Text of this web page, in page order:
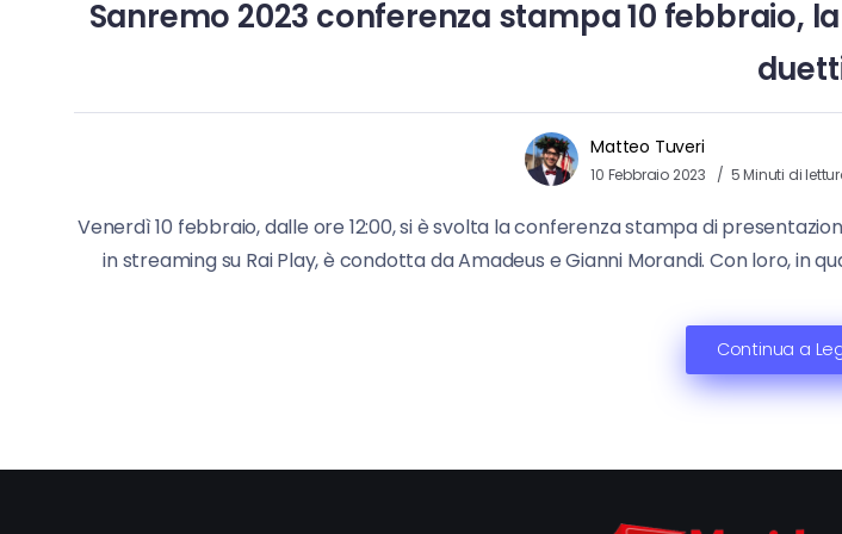
Sanremo 2023 conferenza stampa 10 febbraio,
Matteo Tuveri
10 Febbraio 2023 5 Minuti di
Venerdì 10 febbraio, dalle ore 12:00, si è svolta la conferenza stampa di
in streaming su Rai Play, è condotta da Amadeus e Gianni Morandi. Con loro, in
Continua a